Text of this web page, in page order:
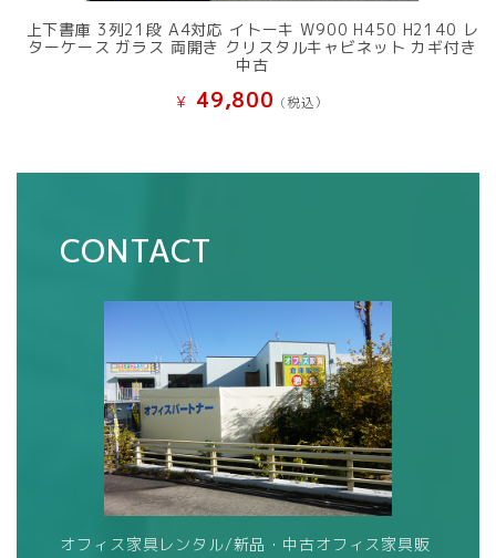
上下書庫 3列21段 A4対応 イトーキ W900 H450 H2140 レ
ターケース ガラス 両開き クリスタルキャビネット カギ付き
中古
¥ 49,800 (税込）
CONTACT
オフィス家具レンタル/新品・中古オフィス家具販